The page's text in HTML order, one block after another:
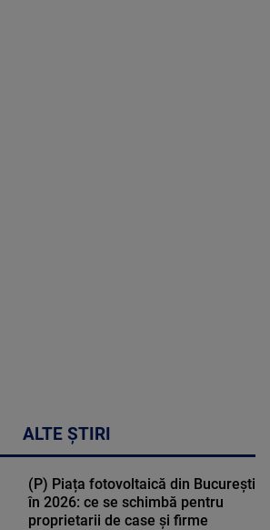
ALTE ȘTIRI
(P) Piața fotovoltaică din București
în 2026: ce se schimbă pentru
proprietarii de case și firme